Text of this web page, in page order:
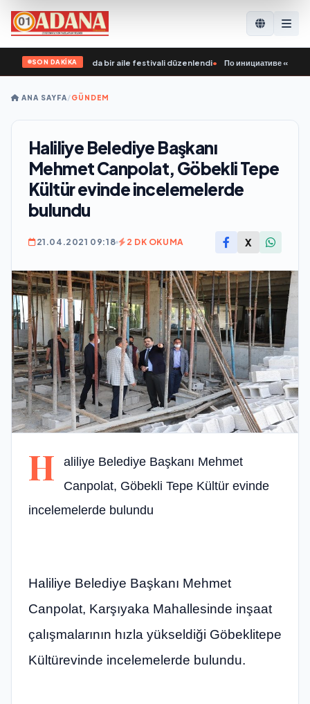
SON DAKİKA
Yoshkar-Ola’da bir aile festivali düzenlendi• По инициативе «Единой
ANA SAYFA/GÜNDEM
Haliliye Belediye Başkanı
Mehmet Canpolat, Göbekli Tepe
Kültür evinde incelemelerde
bulundu
21.04.2021 09:18 2 DK OKUMA X
H
aliliye Belediye Başkanı Mehmet
Canpolat, Göbekli Tepe Kültür evinde
incelemelerde bulundu
Haliliye Belediye Başkanı Mehmet
Canpolat, Karşıyaka Mahallesinde inşaat
çalışmalarının hızla yükseldiği Göbeklitepe
Kültürevinde incelemelerde bulundu.